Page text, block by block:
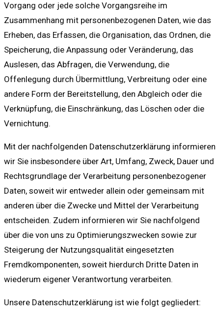
Vorgang oder jede solche Vorgangsreihe im
Zusammenhang mit personenbezogenen Daten, wie das
Erheben, das Erfassen, die Organisation, das Ordnen, die
Speicherung, die Anpassung oder Veränderung, das
Auslesen, das Abfragen, die Verwendung, die
Offenlegung durch Übermittlung, Verbreitung oder eine
andere Form der Bereitstellung, den Abgleich oder die
Verknüpfung, die Einschränkung, das Löschen oder die
Vernichtung.
Mit der nachfolgenden Datenschutzerklärung informieren
wir Sie insbesondere über Art, Umfang, Zweck, Dauer und
Rechtsgrundlage der Verarbeitung personenbezogener
Daten, soweit wir entweder allein oder gemeinsam mit
anderen über die Zwecke und Mittel der Verarbeitung
entscheiden. Zudem informieren wir Sie nachfolgend
über die von uns zu Optimierungszwecken sowie zur
Steigerung der Nutzungsqualität eingesetzten
Fremdkomponenten, soweit hierdurch Dritte Daten in
wiederum eigener Verantwortung verarbeiten.
Unsere Datenschutzerklärung ist wie folgt gegliedert: